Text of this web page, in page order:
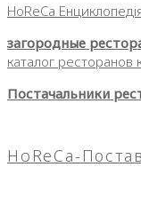
HoReCa
загородные
каталог ресторанов
Постачальники
HoReCa-